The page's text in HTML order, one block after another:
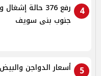
4
جنوب بنى سويف
5
أسعار الدواجن